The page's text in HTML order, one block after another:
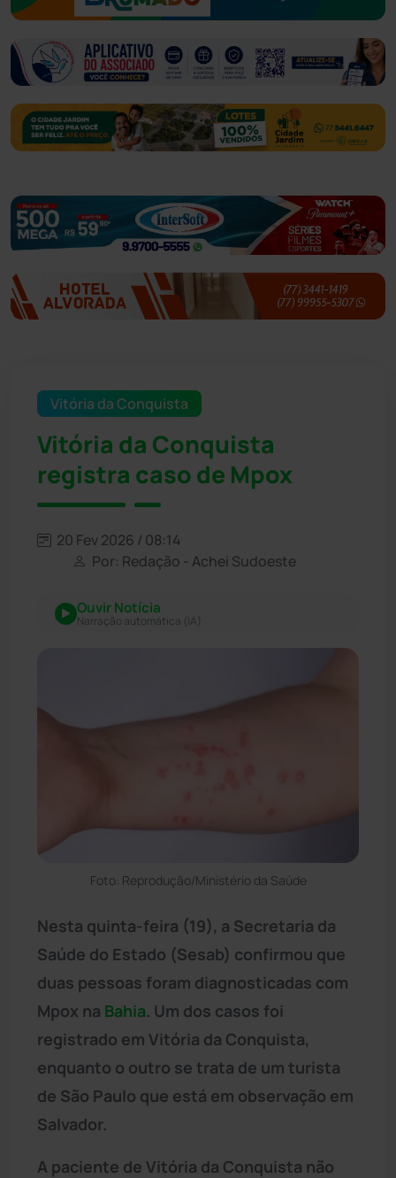
Vitória da Conquista
Vitória da Conquista
registra caso de Mpox
20 Fev 2026 / 08:14
Por: Redação - Achei Sudoeste
Ouvir Notícia
Narração automática (IA)
Foto: Reprodução/Ministério da Saúde
Nesta quinta-feira (19), a Secretaria da
Saúde do Estado (Sesab) confirmou que
duas pessoas foram diagnosticadas com
Mpox na Bahia. Um dos casos foi
registrado em Vitória da Conquista,
enquanto o outro se trata de um turista
de São Paulo que está em observação em
Salvador.
A paciente de Vitória da Conquista não